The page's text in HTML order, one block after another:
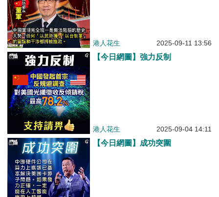
港人花生 2025-09-11 13:56
【今日網圖】強力反制
港人花生 2025-09-04 14:11
【今日網圖】成功突圍